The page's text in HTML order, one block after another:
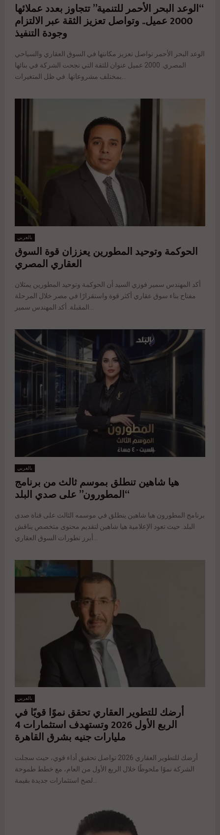
“الوعد البحر الأحمر للتنمية” تتجاوز بعدد عملائها
2000 عميل.. وتواصل تعزيز الثقة عبر الالتزام
وجودة التنفيذ
الوعد البحر الأحمر تواصل تعزيز مكانتها في السوق العقاري والسياحي
المصري. 2000 عميل عنوان للثقة التي نجحت الشركة في بنائها
بمختلف مشروعاتها. في ظل المتغيرات...
بالعربي
الحوكمة وتوحيد المطورين يعززان قوة السوق
العقاري المصري
أكد المهندس سمير فوزي السيد أن الحوكمة وتوحيد المطورين يمثلان
مفتاح بناء سوق عقاري أكثر قوة واستقرارًا في مصر خلال المرحلة
بالعربي
هيا شاهين تنطلق بموسم ثالث من برنامج
“المطورون” على صدي البلد
برنامج المطورون هيا شاهين ينطلق في موسمه الثالث على قناة صدى
البلد. حيث تعود الإعلامية هيا شاهين لتقديم محتوى متخصص يناقش
بالعربي
أرضك للتطوير العقاري تحقق نموًا قويًا في
الربع الأول 2026 وتستهدف استثمارات 4
مليارات جنيه بشرق القاهرة
أرضك للتطوير العقاري 2026 تواصل تحقيق أداء قوي، حيث سجلت
الشركة نموًا ملحوظًا خلال الربع الأول من العام، مع خطط طموحة
لضخ استثمارات جديدة بقيمة...